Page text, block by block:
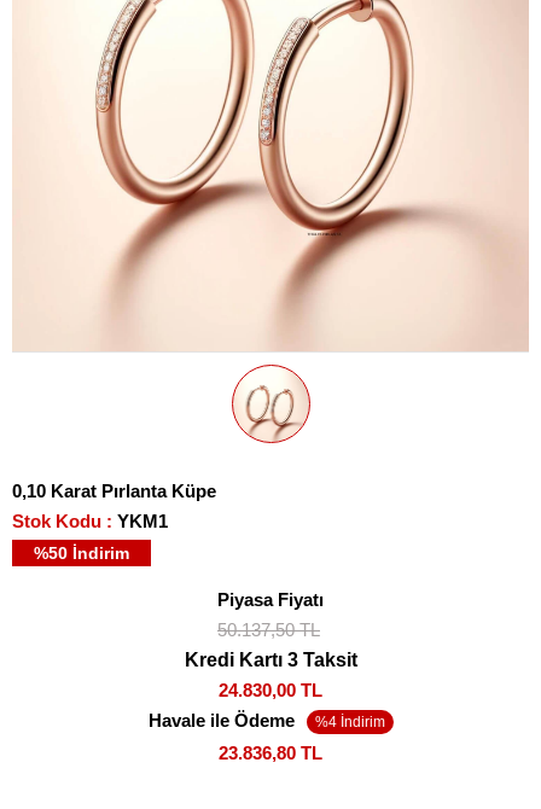
0,10 Karat Pırlanta Küpe
Stok Kodu
YKM1
%50 İndirim
Piyasa Fiyatı
50.137,50 TL
Kredi Kartı 3 Taksit
24.830,00 TL
Havale ile Ödeme
23.836,80 TL